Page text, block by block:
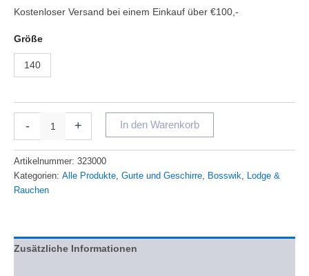
Kostenloser Versand bei einem Einkauf über €100,-
Größe
140
- + In den Warenkorb
Artikelnummer: 323000
Kategorien: Alle Produkte, Gurte und Geschirre, Bosswik, Lodge &
Rauchen
Zusätzliche Informationen